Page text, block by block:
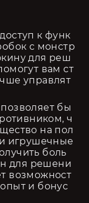
к функ
с монстр
для реш
вам ст
управлят
бы
ч
на пол
игрушечные
боль
для решени
возможност
и бонус